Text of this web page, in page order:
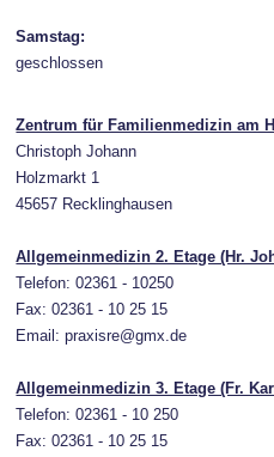
Samstag:
geschlossen
Zentrum für Familienmedizin am
Christoph Johann
Holzmarkt 1
45657 Recklinghausen
Allgemeinmedizin 2. Etage (Hr.
Telefon: 02361 - 10250
Fax: 02361 - 10 25 15
Email: praxisre@gmx.de
Allgemeinmedizin 3. Etage (Fr.
Telefon: 02361 - 10 250
Fax: 02361 - 10 25 15